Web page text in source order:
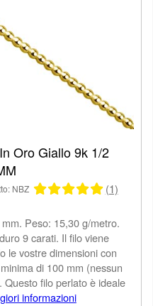
Oro Giallo 9k 1/2
NBZ
(1)
Peso: 15,30 g/metro.
9 carati. Il filo viene
le vostre dimensioni con
di 100 mm (nessun
Questo filo perlato è ideale
informazioni